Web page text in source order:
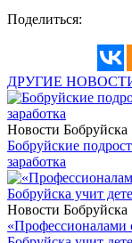
Поделиться:
ДРУГИЕ
Новости Бобруйска
Бобруйские
заработка
Новости Бобруйска
«Профессионалами